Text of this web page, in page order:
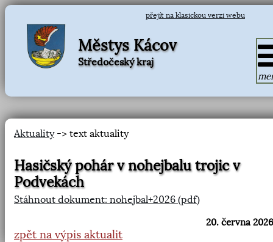
přejít na klasickou verzi webu
Městys Kácov
Středočeský kraj
Aktuality-> text aktuality
Hasičský pohár v nohejbalu trojic v
Podvekách
Stáhnout dokument: nohejbal+2026 (pdf)
20. června
zpět na výpis aktualit